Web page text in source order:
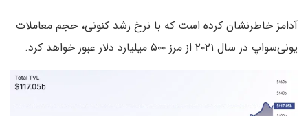
آدامز خاطرنشان کرده است که با نرخ رشد کنونی، حجم معاملات
یونی‌سواپ در سال ۲۰۲۱ از مرز ۵۰۰ میلیارد دلار عبور خواهد کرد.